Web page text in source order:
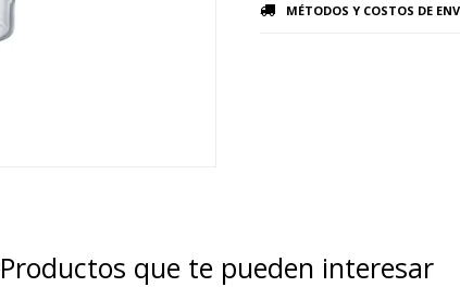
MÉTODOS Y COSTOS DE
Productos que te pueden interesar